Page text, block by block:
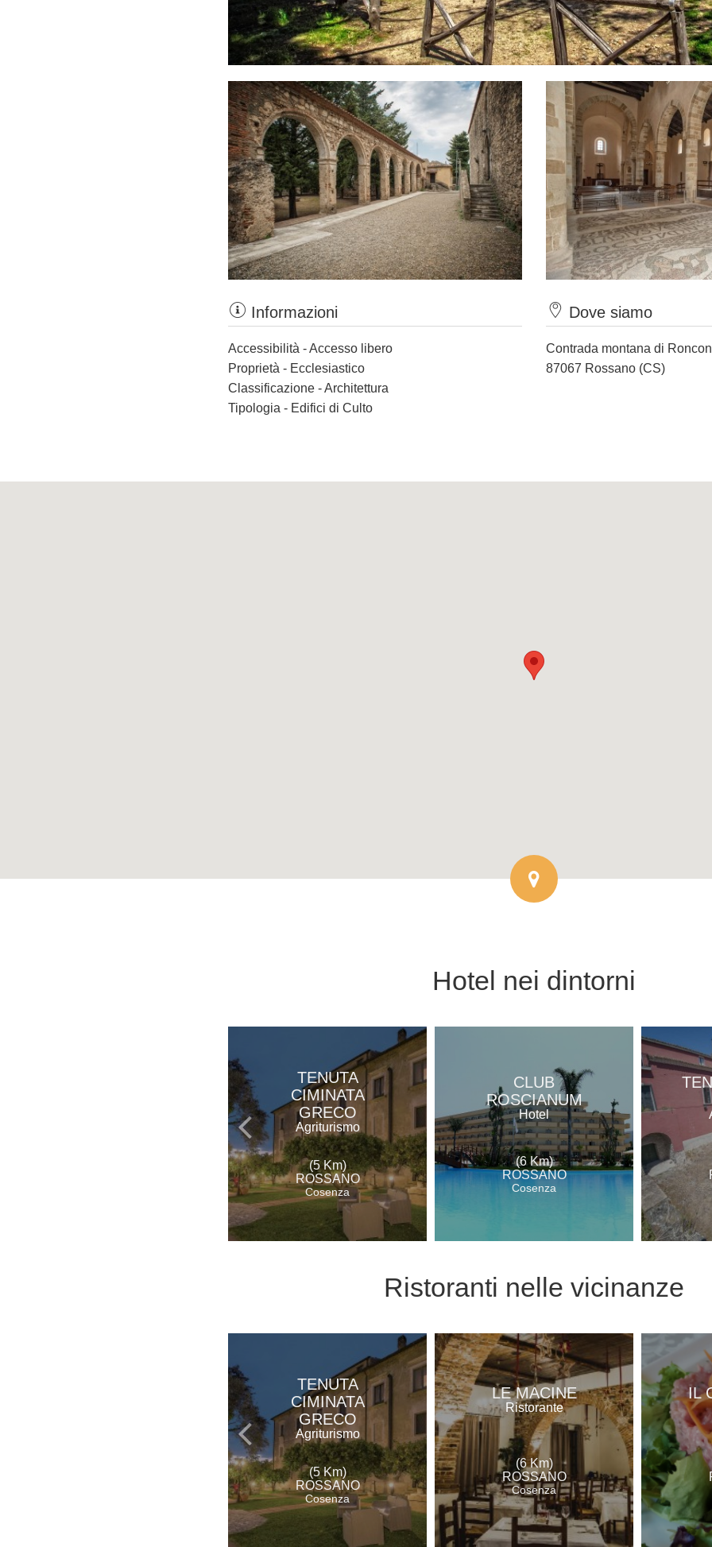
Informazioni
Accessibilità - Accesso libero
Proprietà - Ecclesiastico
Classificazione - Architettura
Tipologia - Edifici di Culto
Dove siamo
Contrada montana di
87067 Rossano (CS)
Hotel nei dintorni
TENUTA
CIMINATA
GRECO
Agriturismo
(5 Km)
ROSSANO
Cosenza
CLUB
ROSCIANUM
Hotel
(6 Km)
ROSSANO
Cosenza
Ristoranti nelle vicinanze
TENUTA
CIMINATA
GRECO
Agriturismo
(5 Km)
ROSSANO
Cosenza
LE MACINE
Ristorante
(6 Km)
ROSSANO
Cosenza
IL